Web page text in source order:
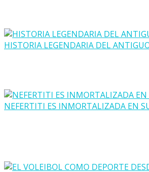
HISTORIA LEGENDARIA DEL
NEFERTITI ES INMORTALIZADA EN